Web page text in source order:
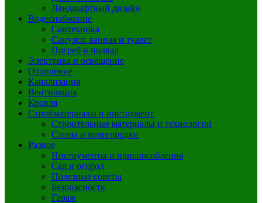
Ландшафтный дизайн
Водоснабжение
Сантехника
Санузел: ванная и туалет
Погреб и подвал
Электрика и освещение
Отопление
Канализация
Вентиляция
Кровля
Стройматериалы и инструмент
Строительные материалы и технологии
Стены и перегородки
Разное
Инструменты и приспособления
Сад и огород
Полезные советы
Безопасность
Гараж